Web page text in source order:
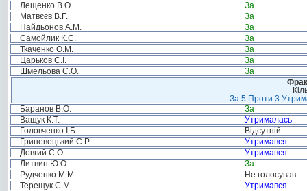
Лещенко В.О.
За
Матвєєв В.Г.
За
Найдьонов А.М.
За
Самойлик К.С.
За
Ткаченко О.М.
За
Царьков Є.І.
За
Шмельова С.О.
За
За:5 Проти:3
Баранов В.О.
За
Ващук К.Т.
Утрималась
Головченко І.Б.
Відсутній
Гриневецький С.Р.
Утримався
Довгий С.О.
Утримався
Литвин Ю.О.
За
Рудченко М.М.
Не голосував
Терещук С.М.
Утримався